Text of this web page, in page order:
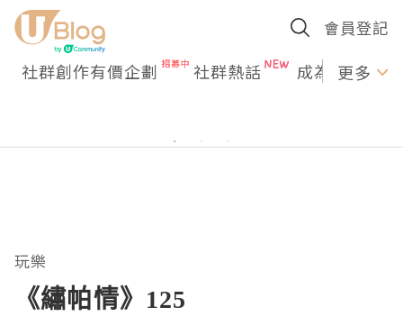
會員登記
社群創作有價企劃 社群熱話 成為U更多
玩樂
《繡帕情》125